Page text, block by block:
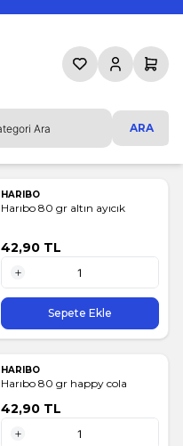
ARA
Favorilerim
HesabımSepetim
HARIBO
Harıbo 80 gr altın ayıcık
42,90 TL
1 Adet
Sepete Ekle
HARIBO
Harıbo 80 gr happy cola
42,90 TL